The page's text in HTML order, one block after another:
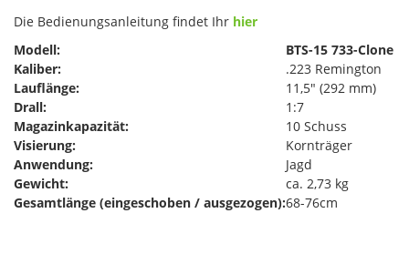
Die Bedienungsanleitung findet Ihr hier
Modell:
BTS-15 733-Clone
Kaliber:
.223 Remington
Lauflänge:
11,5" (292 mm)
Drall:
1:7
Magazinkapazität:
10 Schuss
Visierung:
Kornträger
Anwendung:
Jagd
Gewicht:
ca. 2,73 kg
Gesamtlänge (eingeschoben / ausgezogen):68-76cm